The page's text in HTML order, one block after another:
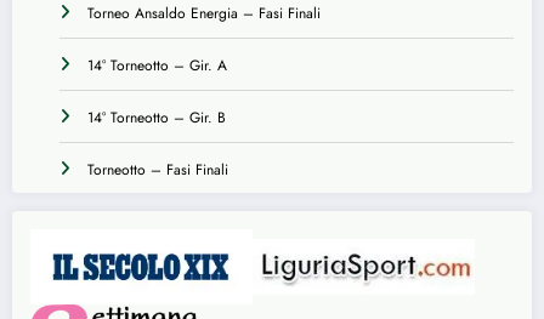
Torneo Ansaldo Energia – Fasi Finali
14° Torneotto – Gir. A
14° Torneotto – Gir. B
Torneotto – Fasi Finali